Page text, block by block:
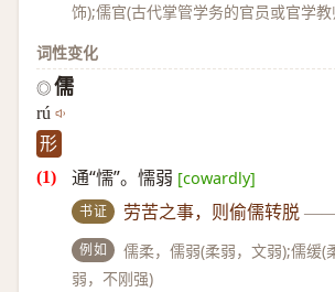
饰);儒官(古代掌管学务的官员或官学教
词性变化
◎ 儒
rú
形
通“懦”。懦弱 [cowardly]
书证 劳苦之事，则偷儒转脱
例如
儒柔，儒弱(柔弱，文弱);儒缓(
弱，不刚强)